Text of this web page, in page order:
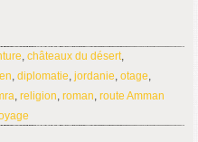
, châteaux du désert,
, diplomatie, jordanie, otage,
, religion, roman, route Amman